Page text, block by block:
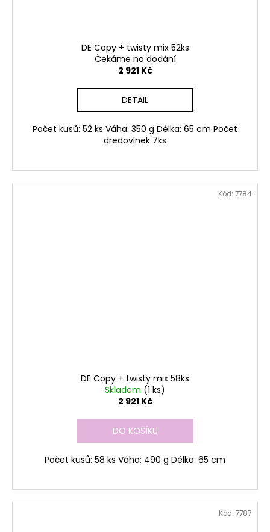
DE Copy + twisty mix 52ks
Čekáme na dodání
2 921 Kč
DETAIL
Počet kusů: 52 ks Váha: 350 g Délka: 65 cm Počet
dredovlnek 7ks
DE Copy + twisty mix 58ks
Skladem (1 ks)
2 921 Kč
DO KOŠÍKU
Počet kusů: 58 ks Váha: 490 g Délka: 65 cm
Kód: 7784
Kód: 7787